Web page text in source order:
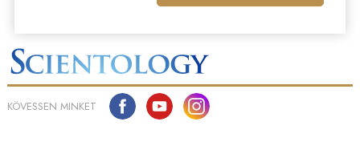
KÖVESSEN MINKET